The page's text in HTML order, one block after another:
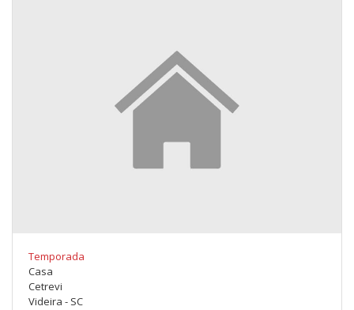
Temporada
Casa
Cetrevi
Videira - SC